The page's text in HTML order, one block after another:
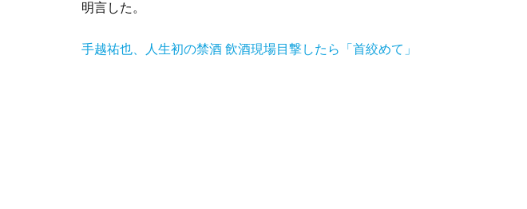
明言した。
手越祐也、人生初の禁酒 飲酒現場目撃したら「首絞めて」